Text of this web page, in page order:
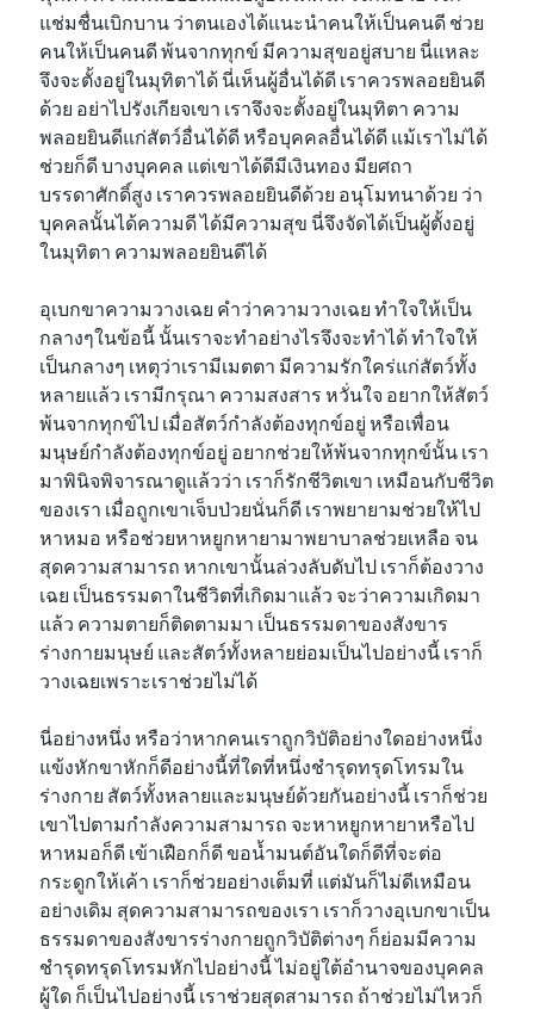
แช่มชื่นเบิกบาน ว่าตนเองได้แนะนำคนให้เป็นคนดี ช่วย
คนให้เป็นคนดี พ้นจากทุกข์ มีความสุขอยู่สบาย นี่แหละ
จึงจะตั้งอยู่ในมุทิตาได้ นี่เห็นผู้อื่นได้ดี เราควรพลอยยินดี
ด้วย อย่าไปรังเกียจเขา เราจึงจะตั้งอยู่ในมุทิตา ความ
พลอยยินดีแก่สัตว์อื่นได้ดี หรือบุคคลอื่นได้ดี แม้เราไม่ได้
ช่วยก็ดี บางบุคคล แต่เขาได้ดีมีเงินทอง มียศถา
บรรดาศักดิ์สูง เราควรพลอยยินดีด้วย อนุโมทนาด้วย ว่า
บุคคลนั้นได้ความดี ได้มีความสุข นี่จึงจัดได้เป็นผู้ตั้งอยู่
ในมุทิตา ความพลอยยินดีได้
อุเบกขาความวางเฉย คำว่าความวางเฉย ทำใจให้เป็น
กลางๆในข้อนี้ นั้นเราจะทำอย่างไรจึงจะทำได้ ทำใจให้
เป็นกลางๆ เหตุว่าเรามีเมตตา มีความรักใคร่แก่สัตว์ทั้ง
หลายแล้ว เรามีกรุณา ความสงสาร หวั่นใจ อยากให้สัตว์
พ้นจากทุกข์ไป เมื่อสัตว์กำลังต้องทุกข์อยู่ หรือเพื่อน
มนุษย์กำลังต้องทุกข์อยู่ อยากช่วยให้พ้นจากทุกข์นั้น เรา
มาพินิจพิจารณาดูแล้วว่า เราก็รักชีวิตเขา เหมือนกับชีวิต
ของเรา เมื่อถูกเขาเจ็บป่วยนั่นก็ดี เราพยายามช่วยให้ไป
หาหมอ หรือช่วยหาหยูกหายามาพยาบาลช่วยเหลือ จน
สุดความสามารถ หากเขานั้นล่วงลับดับไป เราก็ต้องวาง
เฉย เป็นธรรมดาในชีวิตที่เกิดมาแล้ว จะว่าความเกิดมา
แล้ว ความตายก็ติดตามมา เป็นธรรมดาของสังขาร
ร่างกายมนุษย์ และสัตว์ทั้งหลายย่อมเป็นไปอย่างนี้ เราก็
วางเฉยเพราะเราช่วยไม่ได้
นี่อย่างหนึ่ง หรือว่าหากคนเราถูกวิบัติอย่างใดอย่างหนึ่ง
แข้งหักขาหักก็ดีอย่างนี้ที่ใดที่หนึ่งชำรุดทรุดโทรมใน
ร่างกาย สัตว์ทั้งหลายและมนุษย์ด้วยกันอย่างนี้ เราก็ช่วย
เขาไปตามกำลังความสามารถ จะหาหยูกหายาหรือไป
หาหมอก็ดี เข้าเฝือกก็ดี ขอน้ำมนต์อันใดก็ดีที่จะต่อ
กระดูกให้เค้า เราก็ช่วยอย่างเต็มที่ แต่มันก็ไม่ดีเหมือน
อย่างเดิม สุดความสามารถของเรา เราก็วางอุเบกขาเป็น
ธรรมดาของสังขารร่างกายถูกวิบัติต่างๆ ก็ย่อมมีความ
ชำรุดทรุดโทรมหักไปอย่างนี้ ไม่อยู่ใต้อำนาจของบุคคล
ผู้ใด ก็เป็นไปอย่างนี้ เราช่วยสุดสามารถ ถ้าช่วยไม่ไหวก็